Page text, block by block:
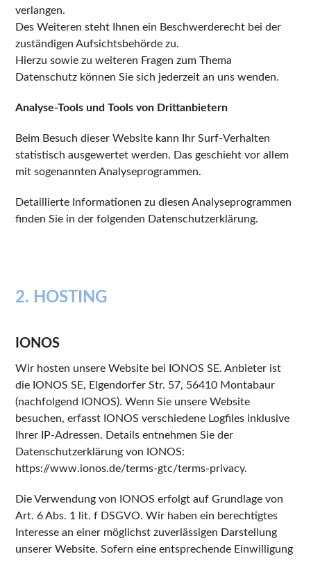
verlangen.
Des Weiteren steht Ihnen ein Beschwerderecht bei der
zuständigen Aufsichtsbehörde zu.
Hierzu sowie zu weiteren Fragen zum Thema
Datenschutz können Sie sich jederzeit an uns wenden.
Analyse-Tools und Tools von Drittanbietern
Beim Besuch dieser Website kann Ihr Surf-Verhalten
statistisch ausgewertet werden. Das geschieht vor allem
mit sogenannten Analyseprogrammen.
Detaillierte Informationen zu diesen Analyseprogrammen
finden Sie in der folgenden Datenschutzerklärung.
2. HOSTING
IONOS
Wir hosten unsere Website bei IONOS SE. Anbieter ist
die IONOS SE, Elgendorfer Str. 57, 56410 Montabaur
(nachfolgend IONOS). Wenn Sie unsere Website
besuchen, erfasst IONOS verschiedene Logfiles inklusive
Ihrer IP-Adressen. Details entnehmen Sie der
Datenschutzerklärung von IONOS:
https://www.ionos.de/terms-gtc/terms-privacy.
Die Verwendung von IONOS erfolgt auf Grundlage von
Art. 6 Abs. 1 lit. f DSGVO. Wir haben ein berechtigtes
Interesse an einer möglichst zuverlässigen Darstellung
unserer Website. Sofern eine entsprechende Einwilligung